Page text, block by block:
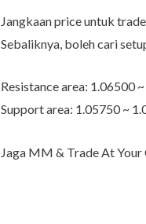
Jangkaan price untuk
Sebaliknya, boleh cari
Resistance area: 1.06500
Support area: 1.05750 ~
Jaga MM & Trade At Your